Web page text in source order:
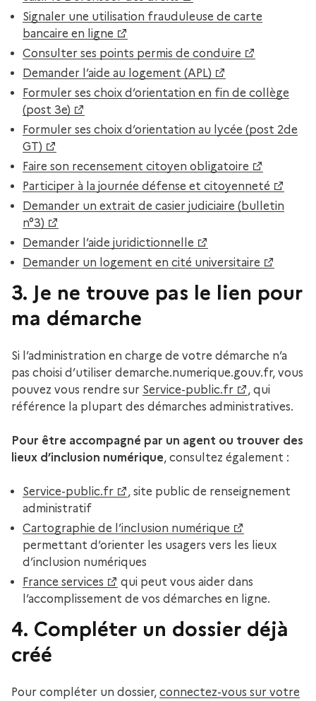
Signaler une utilisation frauduleuse de carte
bancaire en ligne
Consulter ses points permis de conduire
Demander l’aide au logement (APL)
Formuler ses choix d’orientation en fin de collège
(post 3e)
Formuler ses choix d’orientation au lycée (post 2de
GT)
Faire son recensement citoyen obligatoire
Participer à la journée défense et citoyenneté
Demander un extrait de casier judiciaire (bulletin
n°3)
Demander l’aide juridictionnelle
Demander un logement en cité universitaire
3. Je ne trouve pas le lien pour
ma démarche
Si l’administration en charge de votre démarche n’a
pas choisi d’utiliser demarche.numerique.gouv.fr, vous
pouvez vous rendre sur Service-public.fr
, qui
référence la plupart des démarches administratives.
Pour être accompagné par un agent ou trouver des
lieux d’inclusion numérique, consultez également :
Service-public.fr
, site public de renseignement
administratif
Cartographie de l’inclusion numérique
permettant d’orienter les usagers vers les lieux
d’inclusion numériques
France services
qui peut vous aider dans
l’accomplissement de vos démarches en ligne.
4. Compléter un dossier déjà
créé
Pour compléter un dossier, connectez-vous sur votre